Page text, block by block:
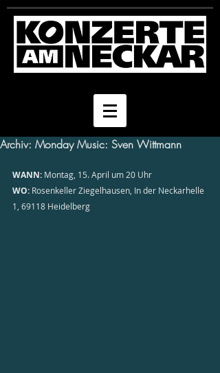
Archiv: Monday Music: Sven Wittmann
WANN: Montag, 15. April um 20 Uhr
WO: Rosenkeller Ziegelhausen, In der Neckarhelle
1, 69118 Heidelberg